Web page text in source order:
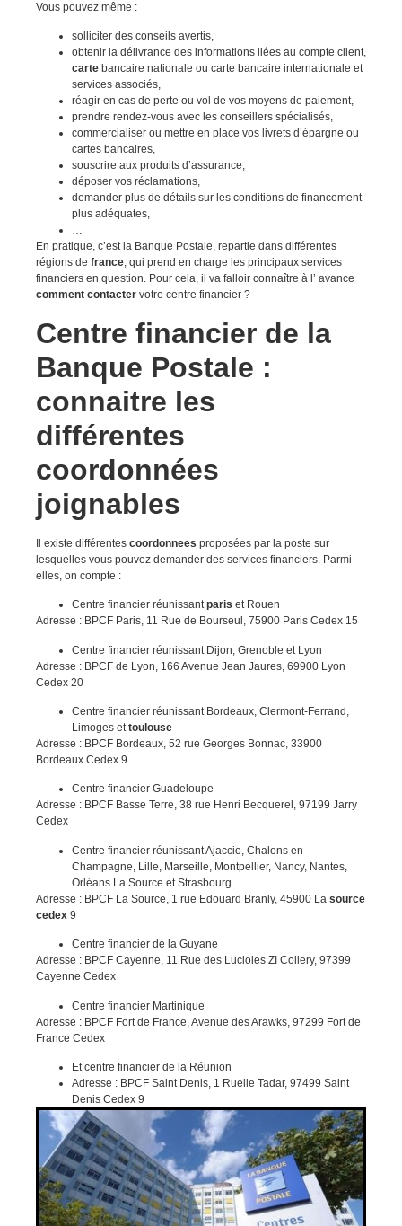
Vous pouvez même :
solliciter des conseils avertis,
obtenir la délivrance des informations liées au compte client,
carte bancaire nationale ou carte bancaire internationale et
services associés,
réagir en cas de perte ou vol de vos moyens de paiement,
prendre rendez-vous avec les conseillers spécialisés,
commercialiser ou mettre en place vos livrets d’épargne ou
cartes bancaires,
souscrire aux produits d’assurance,
déposer vos réclamations,
demander plus de détails sur les conditions de financement
plus adéquates,
…
En pratique, c’est la Banque Postale, repartie dans différentes
régions de france, qui prend en charge les principaux services
financiers en question. Pour cela, il va falloir connaître à l’ avance
comment contacter votre centre financier ?
Centre financier de la
Banque Postale :
connaitre les
différentes
coordonnées
joignables
Il existe différentes coordonnees proposées par la poste sur
lesquelles vous pouvez demander des services financiers. Parmi
elles, on compte :
Centre financier réunissantparis et Rouen
Adresse : BPCF Paris, 11 Rue de Bourseul, 75900 Paris Cedex 15
Centre financier réunissant Dijon, Grenoble et Lyon
Adresse : BPCF de Lyon, 166 Avenue Jean Jaures, 69900 Lyon
Cedex 20
Centre financier réunissant Bordeaux, Clermont-Ferrand,
Limoges ettoulouse
Adresse : BPCF Bordeaux, 52 rue Georges Bonnac, 33900
Bordeaux Cedex 9
Centre financier Guadeloupe
Adresse : BPCF Basse Terre, 38 rue Henri Becquerel, 97199 Jarry
Cedex
Centre financier réunissant Ajaccio, Chalons en
Champagne, Lille, Marseille, Montpellier, Nancy, Nantes,
Orléans La Source et Strasbourg
Adresse : BPCF La Source, 1 rue Edouard Branly, 45900 La source
cedex 9
Centre financier de la Guyane
Adresse : BPCF Cayenne, 11 Rue des Lucioles ZI Collery, 97399
Cayenne Cedex
Centre financier Martinique
Adresse : BPCF Fort de France, Avenue des Arawks, 97299 Fort de
France Cedex
Et centre financier de la Réunion
Adresse : BPCF Saint Denis, 1 Ruelle Tadar, 97499 Saint
Denis Cedex 9